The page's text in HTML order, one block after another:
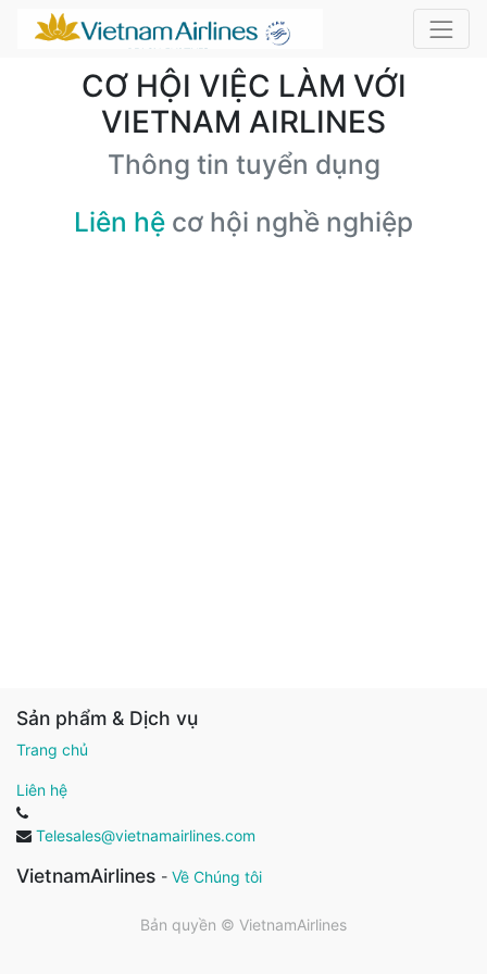
CƠ HỘI VIỆC LÀM VỚI
VIETNAM AIRLINES
Thông tin tuyển dụng
Liên hệ cơ hội nghề nghiệp
Sản phẩm & Dịch vụ
Trang chủ
Liên hệ
Telesales@vietnamairlines.com
VietnamAirlines - Về Chúng tôi
Bản quyền © VietnamAirlines